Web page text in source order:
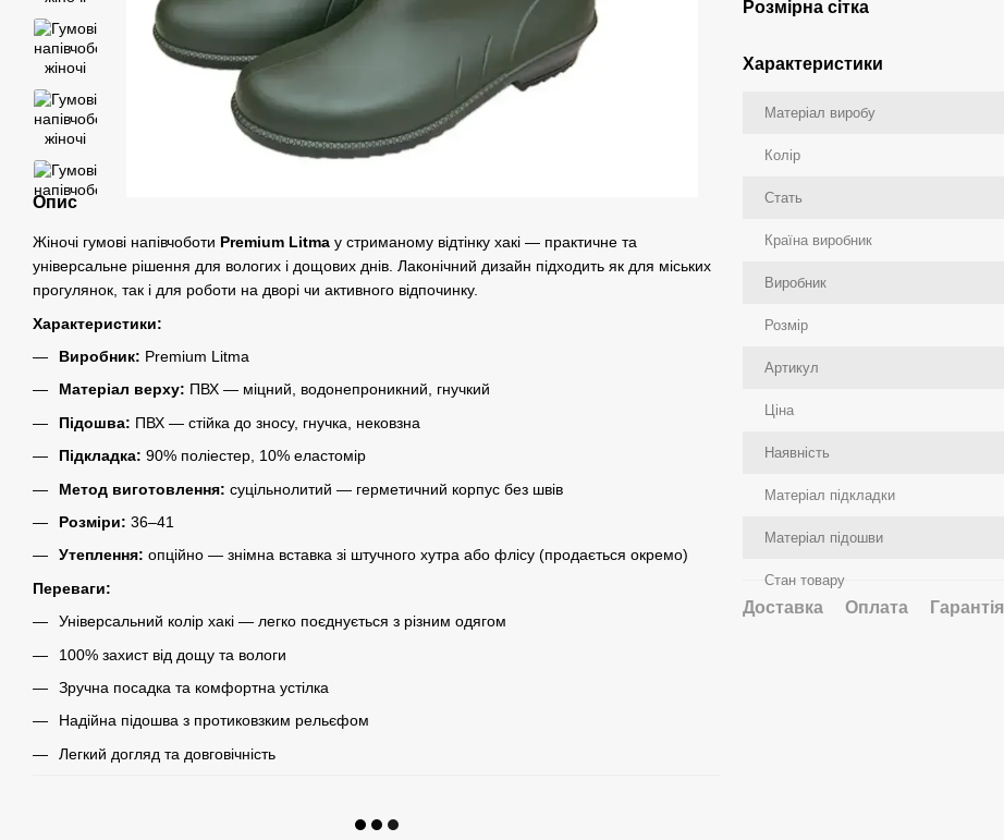
Опис
Жіночі гумові напівчоботи Premium Litma у стриманому відтінку хакі — практичне та
універсальне рішення для вологих і дощових днів. Лаконічний дизайн підходить як для міських
прогулянок, так і для роботи на дворі чи активного відпочинку.
Характеристики:
Виробник: Premium Litma
Матеріал верху: ПВХ — міцний, водонепроникний, гнучкий
Підошва: ПВХ — стійка до зносу, гнучка, нековзна
Підкладка: 90% поліестер, 10% еластомір
Метод виготовлення: суцільнолитий — герметичний корпус без швів
Розміри: 36–41
Утеплення: опційно — знімна вставка зі штучного хутра або флісу (продається окремо)
Переваги:
Універсальний колір хакі — легко поєднується з різним одягом
100% захист від дощу та вологи
Зручна посадка та комфортна устілка
Надійна підошва з протиковзким рельєфом
Легкий догляд та довговічність
Розмірна сітка
Характеристики
Матеріал виробу
Колір
Стать
Країна виробник
Виробник
Розмір
Артикул
Ціна
Наявність
Матеріал підкладки
Матеріал підошви
Стан товару
Доставка Оплата Гарантія